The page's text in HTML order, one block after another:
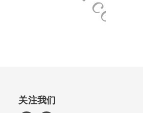
关注我们